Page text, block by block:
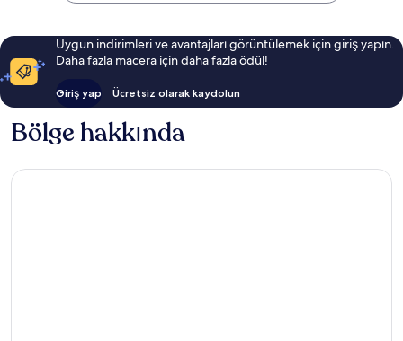
Uygun indirimleri ve avantajları görüntülemek için giriş yapın.
Daha fazla macera için daha fazla ödül!
Giriş yap Ücretsiz olarak kaydolun
Bölge hakkında